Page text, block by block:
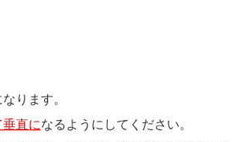
ります。
直になるようにしてください。